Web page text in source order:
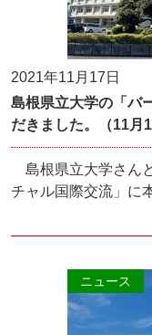
2021年11月17日
島根県立大学の「バ
だきました。（11月
島根県立大学さん
チャル国際交流」に
ニュース